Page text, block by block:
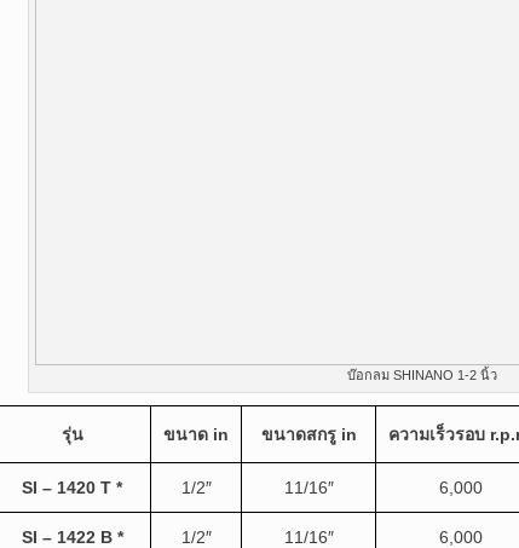
บ๊อกลม SHINANO 1-2 นิ้ว
รุ่น ขนาด in ขนาดสกรู in ความเร็วรอบ
SI – 1420 T * 1/2″ 11/16″ 6,000
SI – 1422 B * 1/2″ 11/16″ 6,000